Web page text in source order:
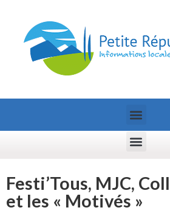
Festi’Tous, MJC,
et les « Motivés »